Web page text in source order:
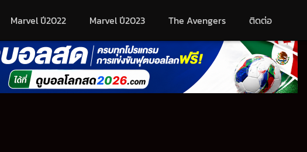
Marvel ปี2022 Marvel ปี2023 The Avengers ติดต่อ